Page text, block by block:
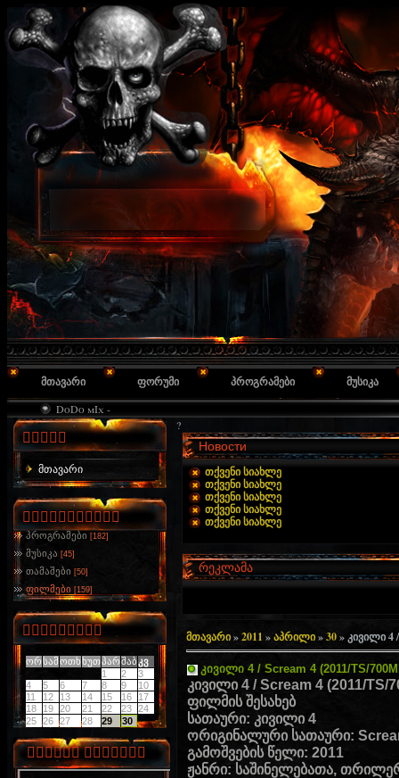
მთავარი ფორუმი პროგრამები მუსიკა
DoDo mIx -
მენიუ
მთავარი
კატეგორიები
პროგრამები [182]
მუსიკა [45]
თამაშები [50]
ფილმები [159]
კალენდარი
ორ სამოთხ ხუთპარშაბ კვ
1
2
3
4
5 6 7 8 9
10
11
12 13 14 15 16
17
18
19 20 21 22 23 24
25 26 27 28 29 30
თქვენი რეკლამა
?
Новости
თქვენი სიახლე
თქვენი სიახლე
თქვენი სიახლე
თქვენი სიახლე
თქვენი სიახლე
რეკლამა
მთავარი»2011 »აპრილი»30» კივილი 4
კივილი 4 / Scream 4 (2011/TS/
კივილი 4 / Scream 4 (2011/
ფილმის შესახებ
სათაური: კივილი 4
ორიგინალური სათაური:
გამოშვების წელი: 2011
ჟანრი: საშინელებათა,